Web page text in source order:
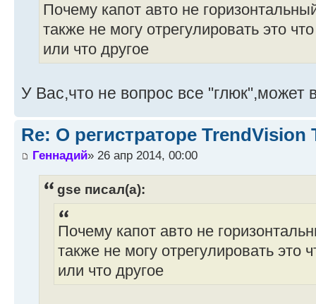
Почему капот авто не
также не могу отрегулировать это
или что другое
У Вас,что не вопрос все "глюк",может
Re: О регистраторе TrendVision
Геннадий» 26 апр 2014, 00:00
gse писал(а):
Почему капот авто не
также не могу отрегулировать это
или что другое